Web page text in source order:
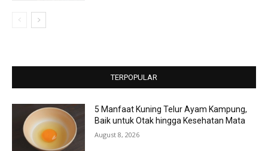
TERPOPULAR
5 Manfaat Kuning Telur Ayam Kampung,
Baik untuk Otak hingga Kesehatan Mata
August 8, 2026